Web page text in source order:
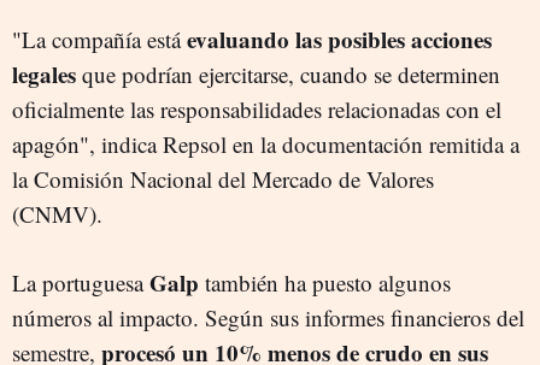
"La compañía estáevaluando las posibles acciones
legales que podrían ejercitarse, cuando se determinen
oficialmente las responsabilidades relacionadas con el
apagón", indica Repsol en la documentación remitida a
la Comisión Nacional del Mercado de Valores
(CNMV).
La portuguesaGalp también ha puesto algunos
números al impacto. Según sus informes financieros del
semestre, procesó un 10% menos de crudo en sus